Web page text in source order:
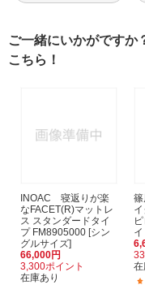
ご一緒にいかがですか
こちら！
INOAC 寝返りが楽
なFACET(R)マットレ
ス スタンダードタイ
プ FM8905000 [シン
グルサイズ]
66,000円
3,300ポイント
在庫あり
在